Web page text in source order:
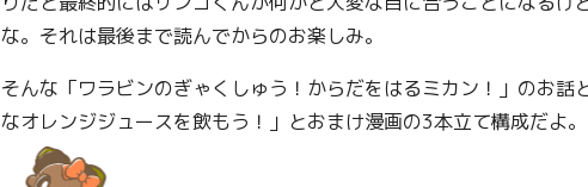
な。それは最後まで読んでからのお楽しみ。
そんな「ワラビンのぎゃくしゅう！からだをはるミカン！」のお話
なオレンジジュースを飲もう！」とおまけ漫画の3本立て構成だよ。